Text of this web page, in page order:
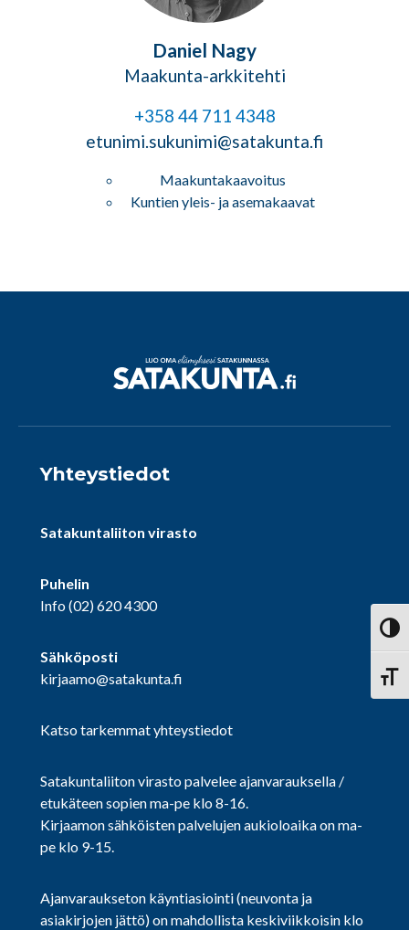
Daniel Nagy
Maakunta-arkkitehti
+358 44 711 4348
etunimi.sukunimi@satakunta.fi
Maakuntakaavoitus
Kuntien yleis- ja asemakaavat
Yhteystiedot
Satakuntaliiton virasto
Puhelin
Info(02) 620 4300
Sähköposti
kirjaamo@satakunta.fi
Katso tarkemmat yhteystiedot
Satakuntaliiton virasto palvelee ajanvarauksella /
etukäteen sopien ma-pe klo 8-16.
Kirjaamon sähköisten palvelujen aukioloaika on ma-
pe klo 9-15.
Ajanvaraukseton käyntiasiointi (neuvonta ja
asiakirjojen jättö) on mahdollista keskiviikkoisin klo